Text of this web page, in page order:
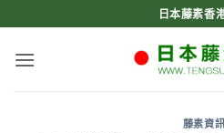
to
content
日本藤素香
藤素資訊